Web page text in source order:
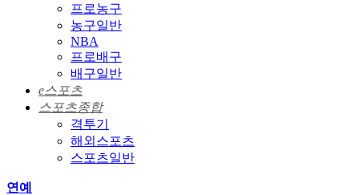
프로농구
농구일반
NBA
프로배구
배구일반
e스포츠
스포츠종합
격투기
해외스포츠
스포츠일반
연예